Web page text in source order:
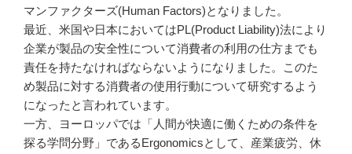
マンファクターズ(Human Factors)となりました。
最近、米国や日本においてはPL(Product Liability)法により
企業が製品の安全性について消費者の利用の仕方までも
責任を持たなければならないようになりました。このた
め製品に対する消費者の使用行動について研究するよう
になったと言われています。
一方、ヨーロッパでは「人間が快適に働くための条件を
探る学問分野」であるErgonomicsとして、産業疲労、休